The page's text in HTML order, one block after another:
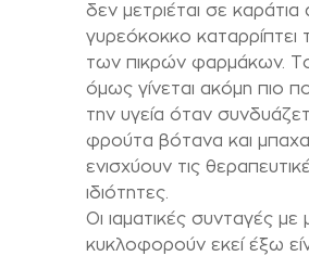
δεν μετριέται σε καράτια
γυρεόκοκκο καταρρίπτει
των πικρών φαρμάκων.
όμως γίνεται ακόμη πιο
την υγεία όταν
φρούτα βότανα και
ενισχύουν τις
ιδιότητες.
Οι ιαματικές συνταγές με
κυκλοφορούν εκεί έξω